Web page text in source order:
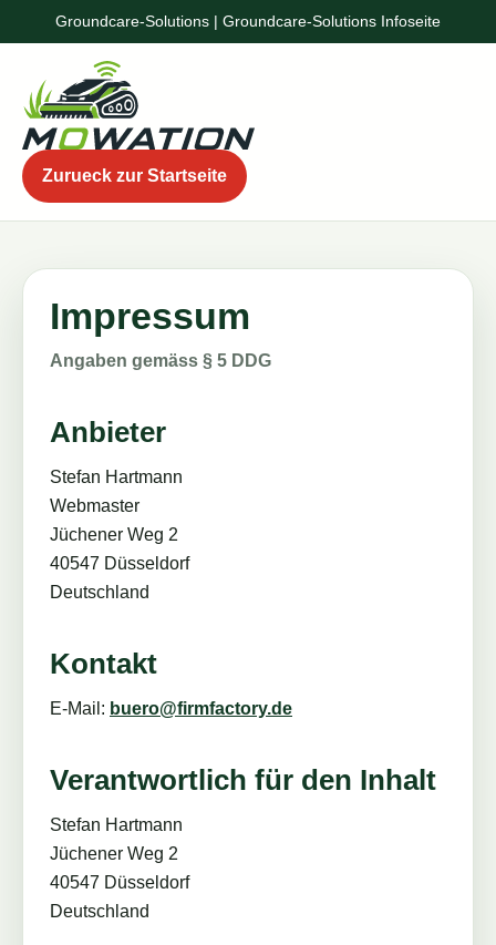
Groundcare-Solutions | Groundcare-Solutions Infoseite
Zurueck zur Startseite
Impressum
Angaben gemäss § 5 DDG
Anbieter
Stefan Hartmann
Webmaster
Jüchener Weg 2
40547 Düsseldorf
Deutschland
Kontakt
E-Mail: buero@firmfactory.de
Verantwortlich für den Inhalt
Stefan Hartmann
Jüchener Weg 2
40547 Düsseldorf
Deutschland